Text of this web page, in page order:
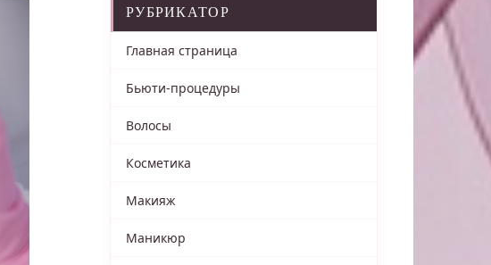
РУБРИКАТОР
Главная страница
Бьюти-процедуры
Волосы
Косметика
Макияж
Маникюр